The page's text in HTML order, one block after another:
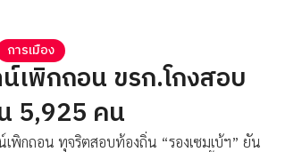
การเมือง
เพิกถอน ขรก.โกงสอบ
5,925 คน
เพิกถอน ทุจริตสอบท้องถิ่น “รองเซมเบ้ฯ” ยัน